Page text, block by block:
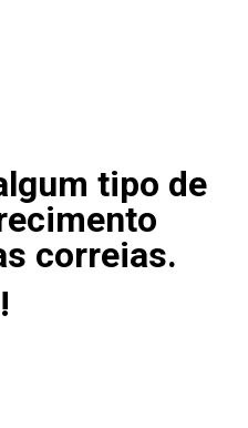
tipo de
correias.